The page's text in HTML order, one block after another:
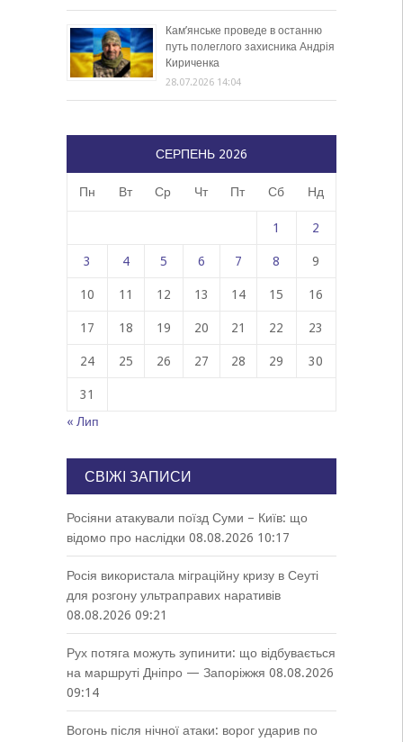
Кам’янське проведе в останню
путь полеглого захисника Андрія
Кириченка
28.07.2026 14:04
СЕРПЕНЬ 2026
Пн Вт Ср Чт Пт Сб Нд
1 2
3 4 5 6 7 8 9
10 11 12 13 14 15 16
17 18 19 20 21 22 23
24 25 26 27 28 29 30
31
« Лип
СВІЖІ ЗАПИСИ
Росіяни атакували поїзд Суми – Київ: що
відомо про наслідки 08.08.2026 10:17
Росія використала міграційну кризу в Сеуті
для розгону ультраправих наративів
08.08.2026 09:21
Рух потяга можуть зупинити: що відбувається
на маршруті Дніпро — Запоріжжя 08.08.2026
09:14
Вогонь після нічної атаки: ворог ударив по